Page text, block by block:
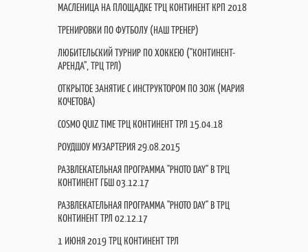
МАСЛЕНИЦА НА ПЛОЩАДКЕ ТРЦ КОНТИНЕНТ КРП 2018
ТРЕНИРОВКИ ПО ФУТБОЛУ (НАШ ТРЕНЕР)
ЛЮБИТЕЛЬСКИЙ ТУРНИР ПО ХОККЕЮ ("КОНТИНЕНТ-
АРЕНДА", ТРЦ ТРЛ)
ОТКРЫТОЕ ЗАНЯТИЕ С ИНСТРУКТОРОМ ПО ЗОЖ (МАРИЯ
КОЧЕТОВА)
COSMO QUIZ TIME ТРЦ КОНТИНЕНТ ТРЛ 15.04.18
РОУДШОУ МУЗАРТЕРИЯ 29.08.2015
РАЗВЛЕКАТЕЛЬНАЯ ПРОГРАММА "PHOTO DAY" В ТРЦ
КОНТИНЕНТ ГБШ 03.12.17
РАЗВЛЕКАТЕЛЬНАЯ ПРОГРАММА "PHOTO DAY" В ТРЦ
КОНТИНЕНТ ТРЛ 02.12.17
1 ИЮНЯ 2019 ТРЦ КОНТИНЕНТ ТРЛ